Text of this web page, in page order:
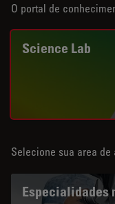
O portal de
Science Lab
Selecione sua area de
Especialidades